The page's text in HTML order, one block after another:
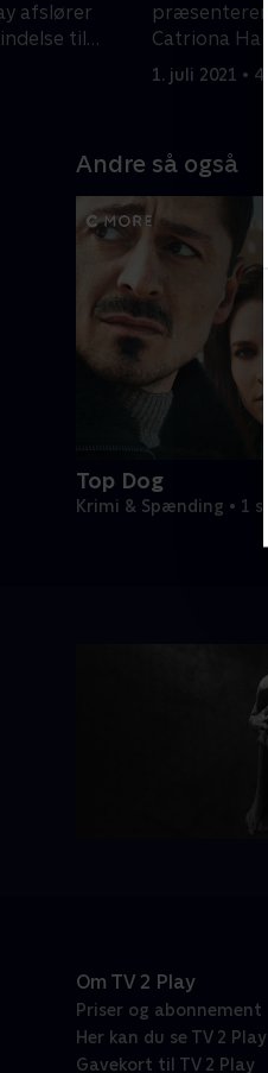
afslører
til
præsenterer
Catriona
1. juli 2021 •
Andre så også
Top Dog
Krimi & Spænding • 1
Om TV 2 Play
Priser og abonnement
Her kan du se TV 2 Play
Gavekort til TV 2 Play